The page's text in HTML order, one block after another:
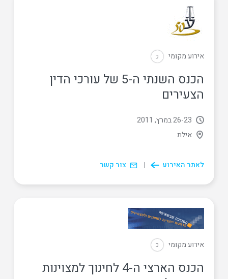
הכנס השנתי ה-5 של עורכי הדין
הצעירים
אירוע מקומי כ
23
‏-26 במרץ, 2011
אילת
לאתר האירוע צור קשר
הכנס הארצי ה-4 לחינוך למצוינות
אירוע מקומי כ